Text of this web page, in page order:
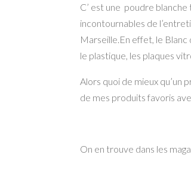
C’ est une poudre
incontournables de
Marseille.En effet, le Blanc
le plastique, les plaques
Alors quoi de mieux qu’un
de mes produits favoris
On en trouve dans les